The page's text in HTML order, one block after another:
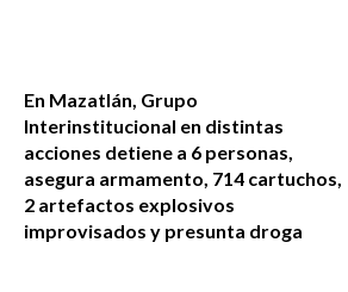
En Mazatlán, Grupo
Interinstitucional en distintas
acciones detiene a 6 personas,
asegura armamento, 714 cartuchos,
2 artefactos explosivos
improvisados y presunta droga